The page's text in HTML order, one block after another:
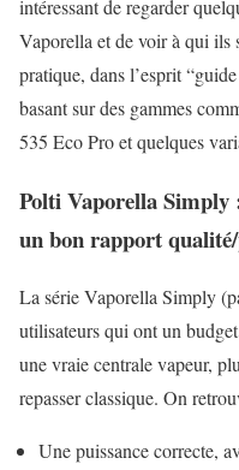
intéressant de regarder
Vaporella et de voir à qui ils
pratique, dans l’esprit
basant sur des gammes
535 Eco Pro et quelques
Polti Vaporella Simply
un bon rapport
La série Vaporella Simply
utilisateurs qui ont un
une vraie centrale vapeur,
repasser classique. On
Une puissance correcte,